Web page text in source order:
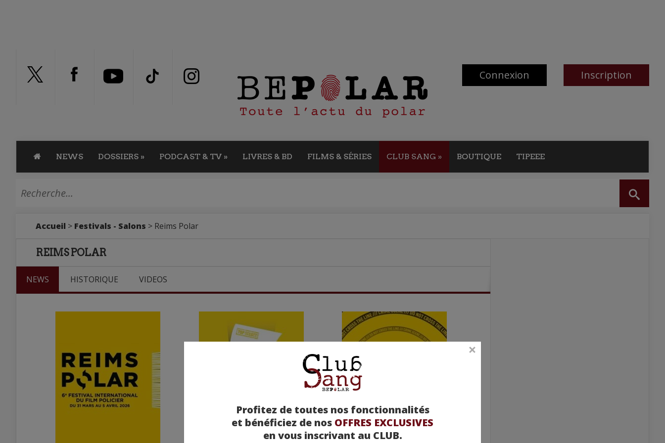
Connexion Inscription
NEWS DOSSIERS » PODCAST & TV » LIVRES & BD FILMS & SÉRIES CLUB SANG » BOUTIQUE TIPEEE
Profitez de toutes nos fonctionnalités
et bénéficiez de nos OFFRES EXCLUSIVES
en vous inscrivant au CLUB.
Accueil > Festivals - Salons > Reims Polar
REIMS POLAR
NEWS HISTORIQUE VIDEOS